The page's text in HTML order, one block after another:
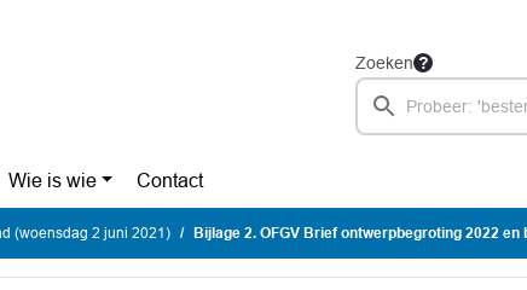
Zoeken
Wie is wie Contact
(woensdag 2 juni 2021) Bijlage 2. OFGV Brief ontwerpbegroting 2022 en begrotingswijziging